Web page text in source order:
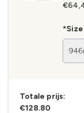
*Size
Totale prijs:
€128.80